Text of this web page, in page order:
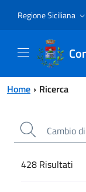
Regione Siciliana
Home Ricerca
428 Risultati